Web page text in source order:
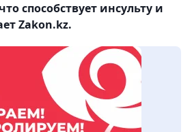
способствует инсульту и
Zakon.kz.